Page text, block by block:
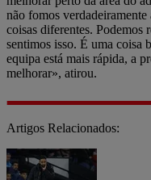
não fomos verdadeiramente
coisas diferentes. Podemos
sentimos isso. É uma coisa
equipa está mais rápida, a
melhorar», atirou.
Artigos Relacionados: